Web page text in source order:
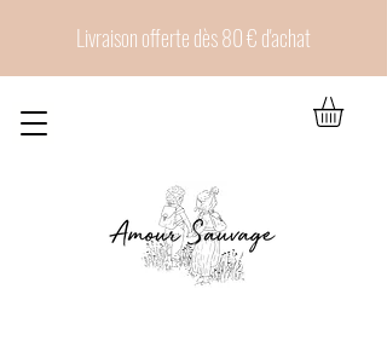
Livraison offerte dès 80 € d'achat